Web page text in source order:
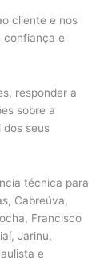
cliente e nos
confiança e
responder a
sobre a
dos seus
técnica para
Cabreúva,
Francisco
Jarinu,
e